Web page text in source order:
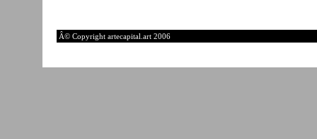
Â© Copyright artecapital.art 2006